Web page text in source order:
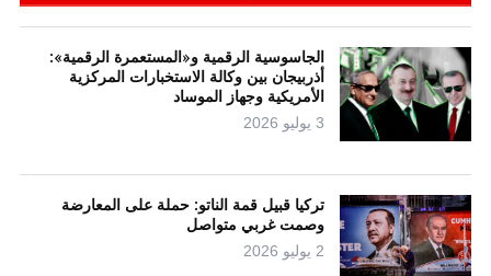
الجاسوسية الرقمية و«المستعمرة الرقمية»:
أذربيجان بين وكالة الاستخبارات المركزية
الأمريكية وجهاز الموساد
3 يوليو 2026
تركيا قبيل قمة الناتو: حملة على المعارضة
وصمت غربي متواصل
2 يوليو 2026